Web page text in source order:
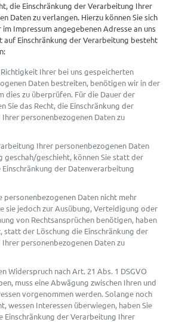
die Einschränkung der Verarbeitung Ihrer
Daten zu verlangen. Hierzu können Sie sich
Impressum angegebenen Adresse an uns
auf Einschränkung der Verarbeitung besteht
Ihrer bei uns gespeicherten
Daten bestreiten, benötigen wir in der
dies zu überprüfen. Für die Dauer der
Sie das Recht, die Einschränkung der
personenbezogenen Daten zu
Ihrer personenbezogenen Daten
geschah/geschieht, können Sie statt der
Einschränkung der Datenverarbeitung
personenbezogenen Daten nicht mehr
sie jedoch zur Ausübung, Verteidigung oder
von Rechtsansprüchen benötigen, haben
statt der Löschung die Einschränkung der
personenbezogenen Daten zu
Widerspruch nach Art. 21 Abs. 1 DSGVO
muss eine Abwägung zwischen Ihren und
vorgenommen werden. Solange noch
wessen Interessen überwiegen, haben Sie
Einschränkung der Verarbeitung Ihrer